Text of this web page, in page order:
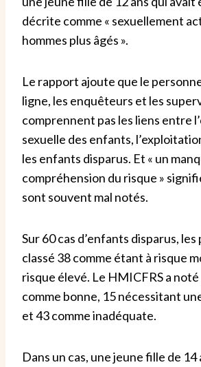
décrite comme « sexuellement
hommes plus âgés ».
Le rapport ajoute que le
ligne, les enquêteurs et les
comprennent pas les liens entre
sexuelle des enfants,
les enfants disparus. Et « un
compréhension du risque »
sont souvent mal notés.
Sur 60 cas d’enfants disparus,
classé 38 comme étant à risque
risque élevé. Le HMICFRS a
comme bonne, 15 nécessitant
et 43 comme inadéquate.
Dans un cas, une jeune fille de 14